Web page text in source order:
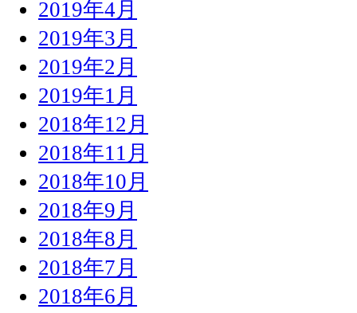
2019年4月
2019年3月
2019年2月
2019年1月
2018年12月
2018年11月
2018年10月
2018年9月
2018年8月
2018年7月
2018年6月